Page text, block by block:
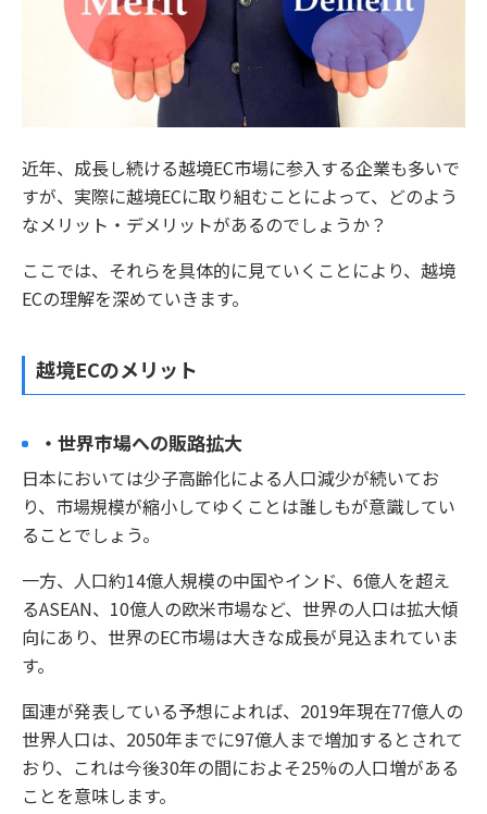
近年、成長し続ける越境EC市場に参入する企業も多いで
すが、実際に越境ECに取り組むことによって、どのよう
なメリット・デメリットがあるのでしょうか？
ここでは、それらを具体的に見ていくことにより、越境
ECの理解を深めていきます。
越境ECのメリット
・世界市場への販路拡大
日本においては少子高齢化による人口減少が続いてお
り、市場規模が縮小してゆくことは誰しもが意識してい
ることでしょう。
一方、人口約14億人規模の中国やインド、6億人を超え
るASEAN、10億人の欧米市場など、世界の人口は拡大傾
向にあり、世界のEC市場は大きな成長が見込まれていま
す。
国連が発表している予想によれば、2019年現在77億人の
世界人口は、2050年までに97億人まで増加するとされて
おり、これは今後30年の間におよそ25%の人口増がある
ことを意味します。